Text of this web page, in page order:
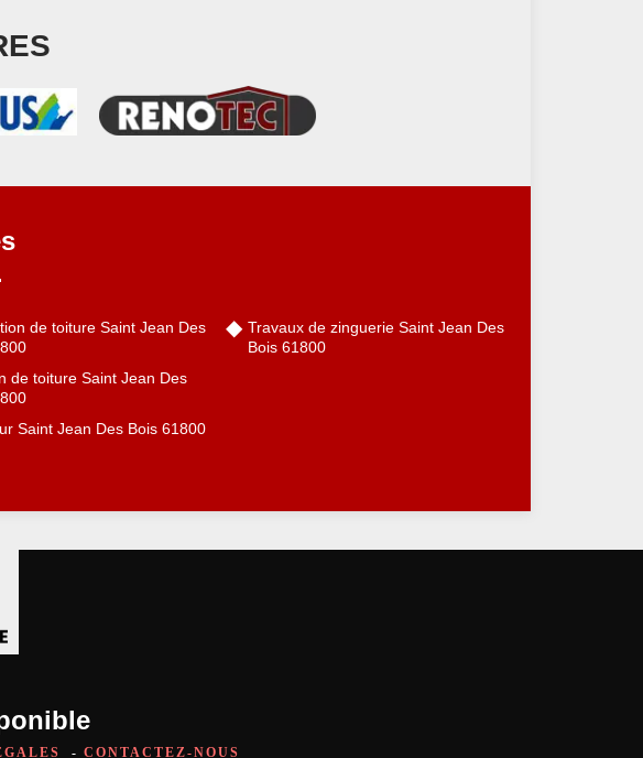
de toiture Saint Jean Des
de toiture Saint Jean Des
Saint Jean Des Bois 61800
Travaux de zinguerie Saint Jean Des
Bois 61800
- CONTACTEZ-NOUS